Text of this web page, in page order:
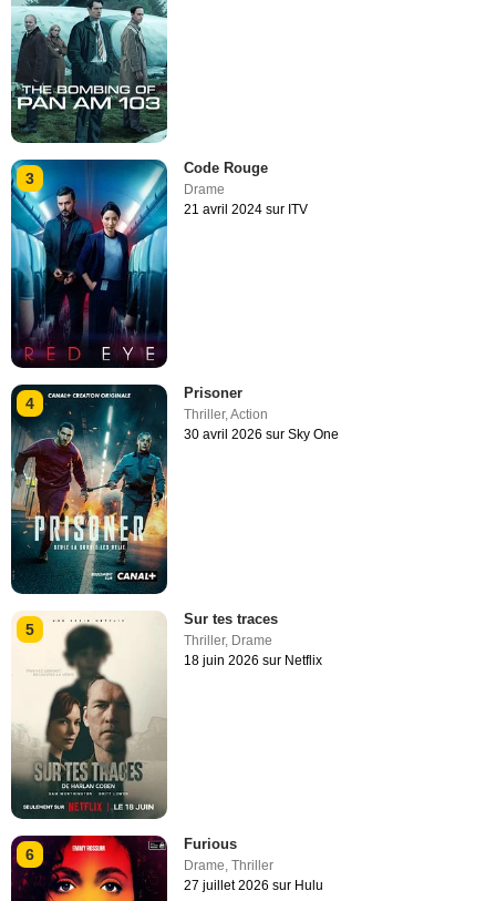
3
Code Rouge
Drame
21 avril 2024 sur ITV
4
Prisoner
Thriller,Action
30 avril 2026 sur Sky One
5
Sur tes traces
Thriller, Drame
18 juin 2026 sur Netflix
6
Furious
Drame,Thriller
27 juillet 2026 sur Hulu